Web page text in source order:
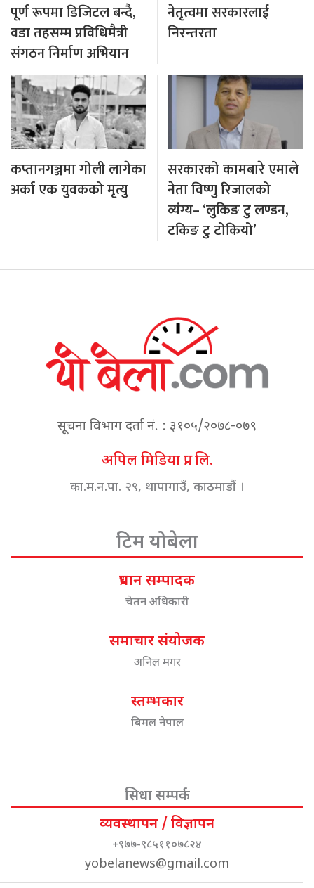
पूर्ण रूपमा डिजिटल बन्दै,
वडा तहसम्म प्रविधिमैत्री
संगठन निर्माण अभियान
नेतृत्वमा सरकारलाई
निरन्तरता
कप्तानगञ्जमा गोली लागेका
अर्का एक युवकको मृत्यु
सरकारको कामबारे एमाले
नेता विष्णु रिजालको
व्यंग्य– ‘लुकिङ टु लण्डन,
टकिङ टु टोकियो’
सूचना विभाग दर्ता नं. : ३१०५/२०७८-०७९
अपिल मिडिया प्रा. लि.
का.म.न.पा. २९, थापागाउँ, काठमाडौं ।
टिम योबेला
प्रधान सम्पादक
चेतन अधिकारी
समाचार संयोजक
अनिल मगर
स्तम्भकार
बिमल नेपाल
सिधा सम्पर्क
व्यवस्थापन / विज्ञापन
+९७७-९८५११०७८२४
yobelanews@gmail.com